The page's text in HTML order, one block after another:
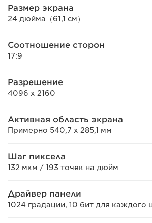
Размер экрана
24 дюйма（61,1 см）
Соотношение сторон
17:9
Разрешение
4096 x 2160
Активная область экрана
Примерно 540,7 x 285,1 мм
Шаг пиксела
132 мкм / 193 точек на дюйм
Драйвер панели
1024 градации, 10 бит для каждого